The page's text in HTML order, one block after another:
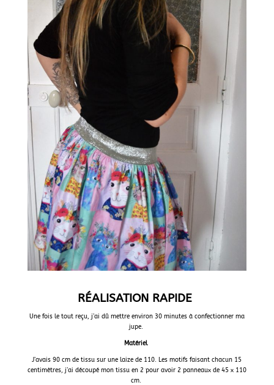
RÉALISATION RAPIDE
Une fois le tout reçu, j’ai dû mettre environ 30 minutes à confectionner ma
jupe.
Matériel
J’avais 90 cm de tissu sur une laize de 110. Les motifs faisant chacun 15
centimètres, j’ai découpé mon tissu en 2 pour avoir 2 panneaux de 45 x 110
cm.